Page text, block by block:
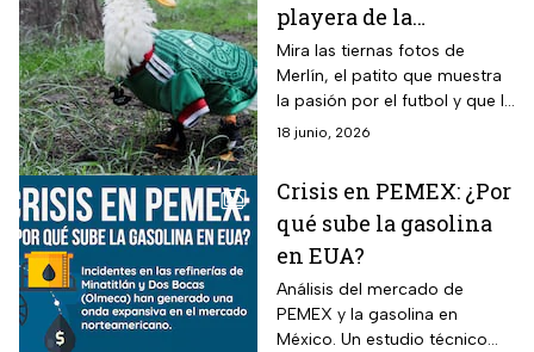
playera de la
Selección Mexicana
que ya tiene fama
internacional
Mira las tiernas fotos de
Merlín, el patito que muestra
la pasión por el futbol y que la
imaginación de los mexicanos
18 junio, 2026
Crisis en PEMEX: ¿Por
qué sube la gasolina
en EUA?
Análisis del mercado de
PEMEX y la gasolina en
México. Un estudio técnico